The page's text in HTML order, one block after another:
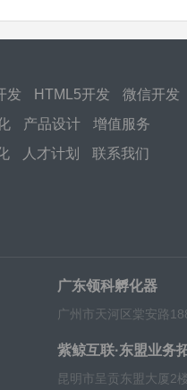
发 HTML5开发 微信开发
产品设计 增值服务
人才计划 联系我们
广东领科孵化器
广州市天河区棠安路
紫鲸互联·东盟业务
昆明市呈贡东盟大厦2楼